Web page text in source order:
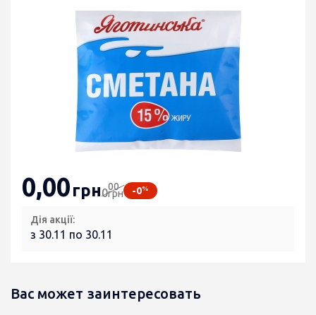
0,00грн000
грн -0%
Дія акції:
з 30.11 по 30.11
Вас может заинтересовать